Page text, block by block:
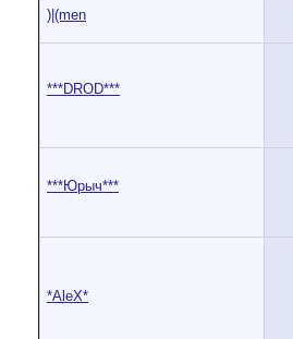
)|(men
***DROD***
***Юрыч***
*AleX*